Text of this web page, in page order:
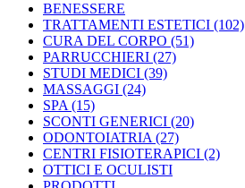
BENESSERE
TRATTAMENTI ESTETICI (102)
CURA DEL CORPO (51)
PARRUCCHIERI (27)
STUDI MEDICI (39)
MASSAGGI (24)
SPA (15)
SCONTI GENERICI (20)
ODONTOIATRIA (27)
CENTRI FISIOTERAPICI (2)
OTTICI E OCULISTI